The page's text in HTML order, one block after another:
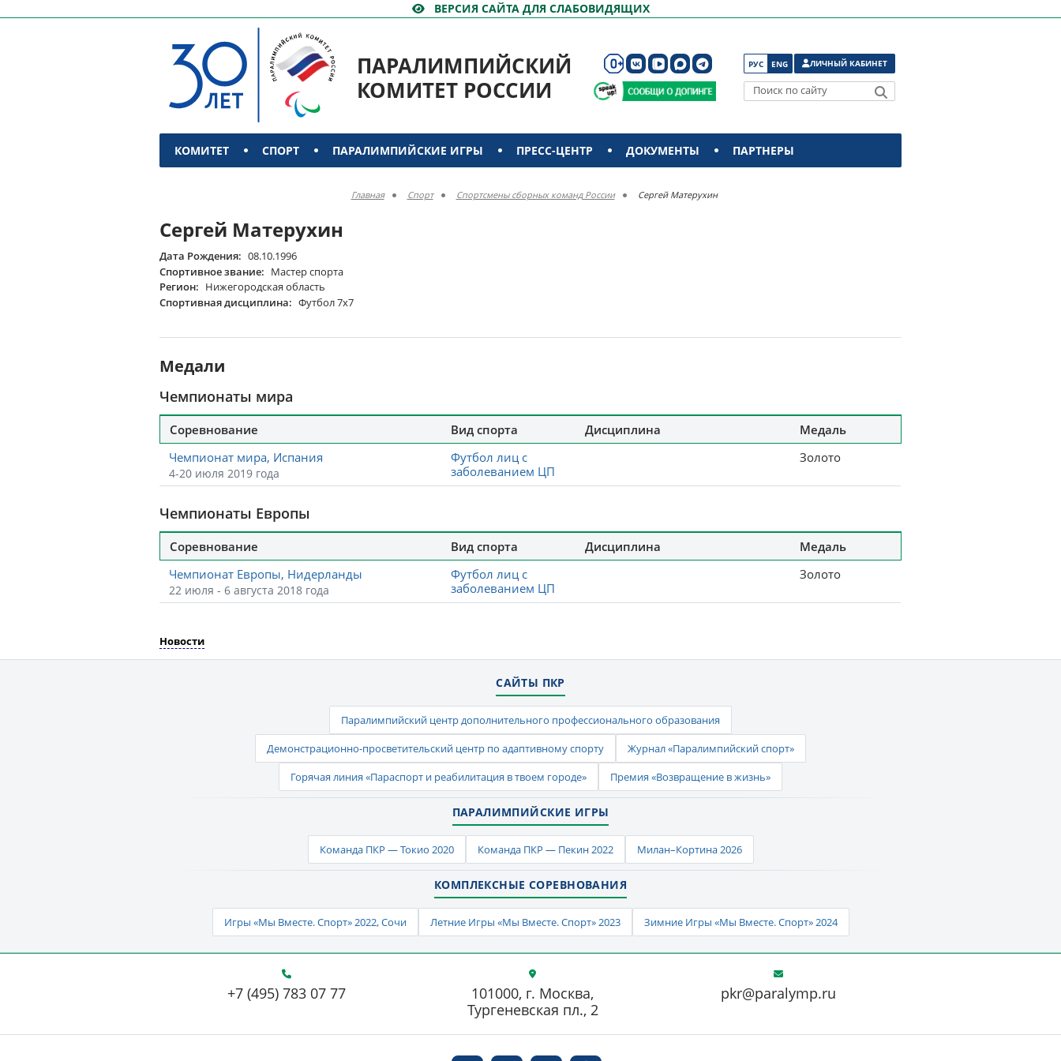
ВЕРСИЯ САЙТА ДЛЯ СЛАБОВИДЯЩИХ
ПАРАЛИМПИЙСКИЙ
КОМИТЕТ РОССИИ
РУС ENG ЛИЧНЫЙ КАБИНЕТ
Поиск по сайту
КОМИТЕТ СПОРТ ПАРАЛИМПИЙСКИЕ ИГРЫ ПРЕСС-ЦЕНТР ДОКУМЕНТЫ ПАРТНЕРЫ
Главная Спорт Спортсмены сборных команд России Сергей Матерухин
Сергей Матерухин
Дата Рождения: 08.10.1996
Спортивное звание: Мастер спорта
Регион: Нижегородская область
Спортивная дисциплина: Футбол 7х7
Медали
Чемпионаты мира
Соревнование Вид спорта Дисциплина
Медаль
Чемпионат мира, Испания
4-20 июля 2019 года
Футбол лиц с
заболеванием ЦП
Золото
Чемпионаты Европы
Соревнование Вид спорта Дисциплина
Медаль
Чемпионат Европы, Нидерланды
22 июля - 6 августа 2018 года
Футбол лиц с
заболеванием ЦП
Золото
Новости
САЙТЫ ПКР
Паралимпийский центр дополнительного профессионального образования
Демонстрационно-просветительский центр по адаптивному спорту
Журнал «Паралимпийский спорт»
Горячая линия «Параспорт и реабилитация в твоем городе»
Премия «Возвращение в жизнь»
ПАРАЛИМПИЙСКИЕ ИГРЫ
Команда ПКР — Токио 2020 Команда ПКР — Пекин 2022 Милан–Кортина 2026
КОМПЛЕКСНЫЕ СОРЕВНОВАНИЯ
Игры «Мы Вместе. Спорт» 2022, Сочи Летние Игры «Мы Вместе. Спорт» 2023 Зимние Игры «Мы Вместе. Спорт» 2024
+7 (495) 783 07 77 pkr@paralymp.ru
101000, г. Москва,
Тургеневская пл., 2